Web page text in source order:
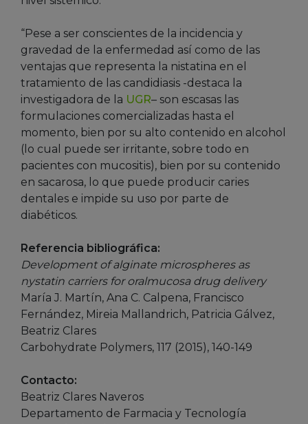
“Pese a ser conscientes de la incidencia y
gravedad de la enfermedad así como de las
ventajas que representa la nistatina en el
tratamiento de las candidiasis -destaca la
investigadora de la UGR– son escasas las
formulaciones comercializadas hasta el
momento, bien por su alto contenido en alcohol
(lo cual puede ser irritante, sobre todo en
pacientes con mucositis), bien por su contenido
en sacarosa, lo que puede producir caries
dentales e impide su uso por parte de
diabéticos.
Referencia bibliográfica:
Development of alginate microspheres as
nystatin carriers for oralmucosa drug delivery
María J. Martín, Ana C. Calpena, Francisco
Fernández, Mireia Mallandrich, Patricia Gálvez,
Beatriz Clares
Carbohydrate Polymers, 117 (2015), 140-149
Contacto:
Beatriz Clares Naveros
Departamento de Farmacia y Tecnología